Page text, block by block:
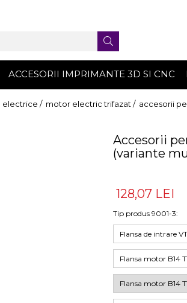
ACCESORII IMPRIMANTE 3D SI CNC
electrice / motor electric trifazat / accesorii
Accesorii
(variante
128,07 LEI
Tip produs 9001-3:
Flansa de intrare
Flansa motor B14
Flansa motor B14